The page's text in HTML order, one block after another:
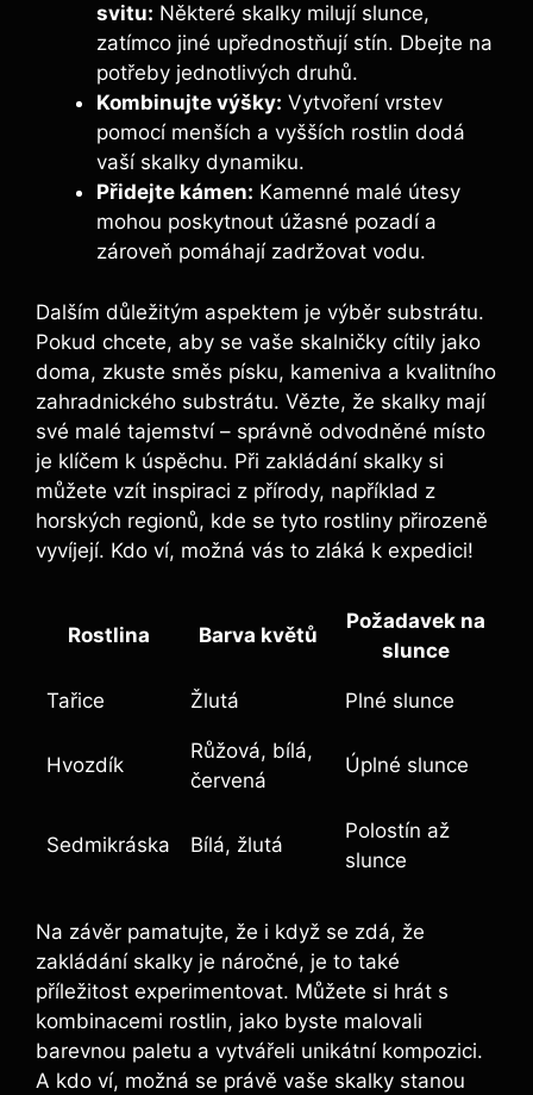
svitu: Některé skalky milují slunce,
zatímco jiné upřednostňují stín. Dbejte na
potřeby jednotlivých druhů.
Kombinujte výšky: Vytvoření vrstev
pomocí menších a vyšších rostlin dodá
vaší skalky dynamiku.
Přidejte kámen: Kamenné malé útesy
mohou poskytnout úžasné pozadí a
zároveň pomáhají zadržovat vodu.
Dalším důležitým aspektem je výběr substrátu.
Pokud chcete, aby se vaše skalničky cítily jako
doma, zkuste směs písku, kameniva a kvalitního
zahradnického substrátu. Vězte, že skalky mají
své malé tajemství – správně odvodněné místo
je klíčem k úspěchu. Při zakládání skalky si
můžete vzít inspiraci z přírody, například z
horských regionů, kde se tyto rostliny přirozeně
vyvíjejí. Kdo ví, možná vás to zláká k expedici!
Rostlina Barva květů
Požadavek na
slunce
Tařice Žlutá Plné slunce
Hvozdík
Růžová, bílá,
červená
Úplné slunce
Sedmikráska Bílá, žlutá
Polostín až
slunce
Na závěr pamatujte, že i když se zdá, že
zakládání skalky je náročné, je to také
příležitost experimentovat. Můžete si hrát s
kombinacemi rostlin, jako byste malovali
barevnou paletu a vytvářeli unikátní kompozici.
A kdo ví, možná se právě vaše skalky stanou